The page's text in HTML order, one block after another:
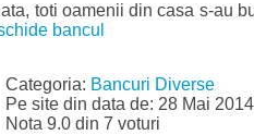
toti oamenii din casa s-au
bancul
Categoria: Bancuri Diverse
Pe site din data de: 28 Mai 2014
Nota 9.0 din 7 voturi